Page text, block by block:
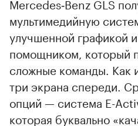
Mercedes‑Benz GLS
мультимедийную
улучшенной графикой
помощником, который
сложные команды. Как
три экрана спереди.
опций — система E-
которая буквально